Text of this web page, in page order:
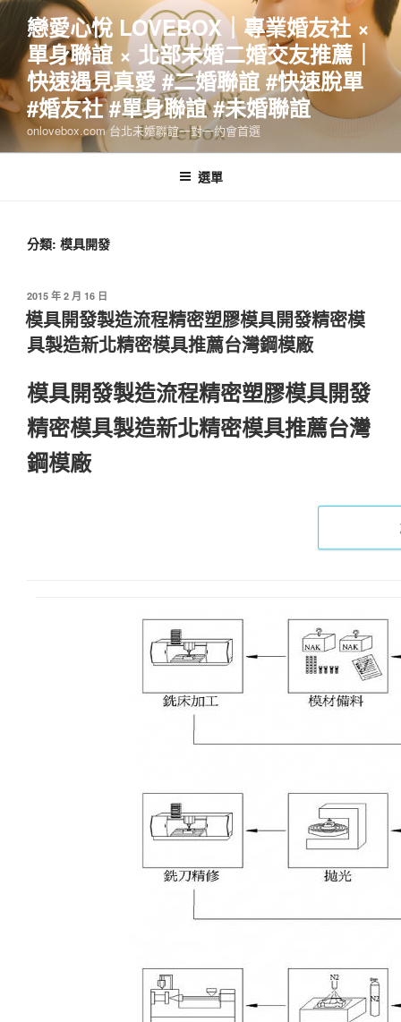
跳
主
要
內
容
戀愛心悅 LOVEBOX｜專業婚友社 ×
單身聯誼 × 北部未婚二婚交友推薦｜
快速遇見真愛 #二婚聯誼 #快速脫單
#婚友社 #單身聯誼 #未婚聯誼
onlovebox.com 台北未婚聯誼一對一約會首選
選單
分類: 模具開發
發
佈
於
2015 年 2 月 16 日
模具開發製造流程精密塑膠模具開發精密模
具製造新北精密模具推薦台灣鋼模廠
模具開發製造流程精密塑膠模具開發
精密模具製造新北精密模具推薦台灣
鋼模廠